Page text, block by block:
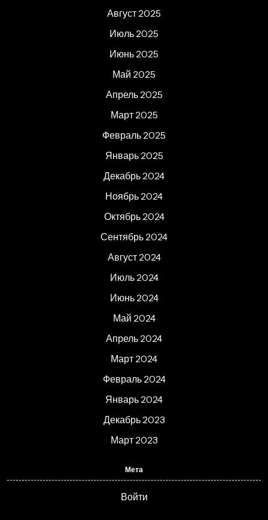
Август 2025
Июль 2025
Июнь 2025
Май 2025
Апрель 2025
Март 2025
Февраль 2025
Январь 2025
Декабрь 2024
Ноябрь 2024
Октябрь 2024
Сентябрь 2024
Август 2024
Июль 2024
Июнь 2024
Май 2024
Апрель 2024
Март 2024
Февраль 2024
Январь 2024
Декабрь 2023
Март 2023
Мета
Войти